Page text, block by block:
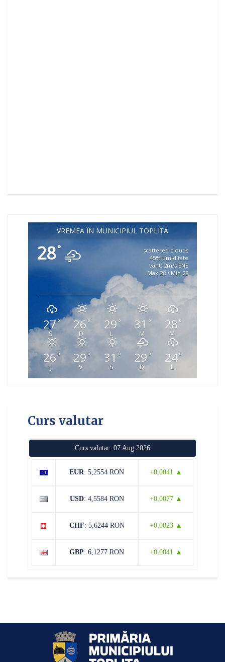
VREMEA ÎN MUNICIPIUL TOPLIȚA
28°
scattered clouds
45% umiditate
vânt: 2m/s ENE
Max 28 • Min 28
27°
S
26 °
D
29°
L
31 °
M
28 °
M
26 °
J
29 °
V
31 °
S
29 °
D
24°
L
Curs valutar
Curs valutar: 07 Aug 2026
EUR: 5,2554 RON +0,0041 ▲
USD: 4,5584 RON +0,0077 ▲
CHF: 5,6244 RON +0,0023 ▲
GBP: 6,1277 RON +0,0041 ▲